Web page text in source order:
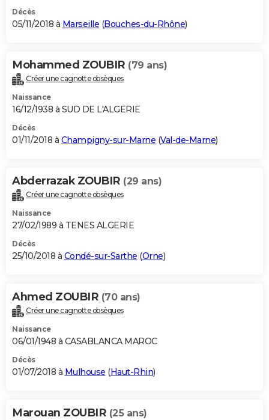
Décès
05/11/2018 à Marseille (Bouches-du-Rhône)
Mohammed ZOUBIR (79 ans)
Créer une cagnotte obsèques
Naissance
16/12/1938 à SUD DE L'ALGERIE
Décès
01/11/2018 à Champigny-sur-Marne (Val-de-Marne)
Abderrazak ZOUBIR (29 ans)
Créer une cagnotte obsèques
Naissance
27/02/1989 à TENES ALGERIE
Décès
25/10/2018 à Condé-sur-Sarthe (Orne)
Ahmed ZOUBIR (70 ans)
Créer une cagnotte obsèques
Naissance
06/01/1948 à CASABLANCA MAROC
Décès
01/07/2018 à Mulhouse (Haut-Rhin)
Marouan ZOUBIR (25 ans)